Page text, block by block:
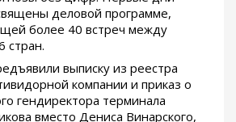
деловой программе,
более 40 встреч между
стран.
выписку из реестра
компании и приказ о
гендиректора терминала
вместо Дениса Винарского,